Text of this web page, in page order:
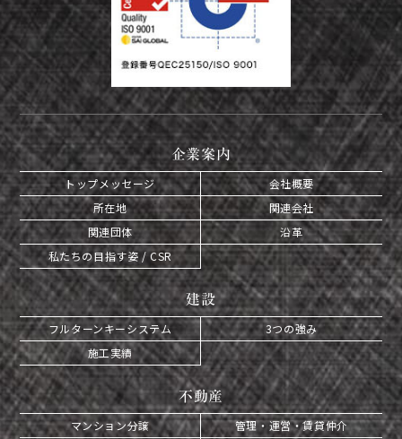
企業案内
トップメッセージ
会社概要
所在地
関連会社
関連団体
沿革
私たちの目指す姿 / CSR
建設
フルターンキーシステム
3つの強み
施工実績
不動産
マンション分譲
管理・運営・賃貸仲介